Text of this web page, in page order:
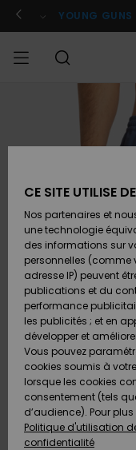
l'information
le
Se connecter /
YOUNG GUNS
&
&
FEMME
A
SURF
SNOW
A
OUTLET
AIDE &
CONTACT
ma
des
MAGASINS
CE SITE UTILISE
Nos partenaires et
une technologie
des informations sur
personnelles (comme
adresse IP) peuvent
publications et du
performance
les publicités ; et en
développer et
Vous pouvez
cookies soumis à
lorsque les cookies
consentement (tels
d’audience). Pour
Politique d'utilisation
confidentialité